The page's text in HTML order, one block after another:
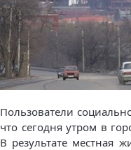
Пользователи
что сегодня утром в
В результате местная